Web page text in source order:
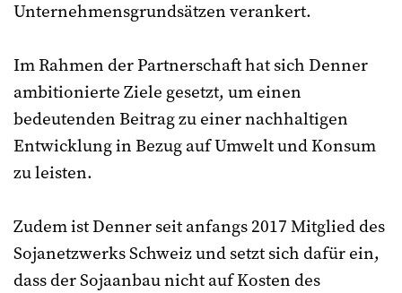
Unternehmensgrundsätzen verankert.
Im Rahmen der Partnerschaft hat sich Denner
ambitionierte Ziele gesetzt, um einen
bedeutenden Beitrag zu einer nachhaltigen
Entwicklung in Bezug auf Umwelt und Konsum
zu leisten.
Zudem ist Denner seit anfangs 2017 Mitglied des
Sojanetzwerks Schweiz und setzt sich dafür ein,
dass der Sojaanbau nicht auf Kosten des